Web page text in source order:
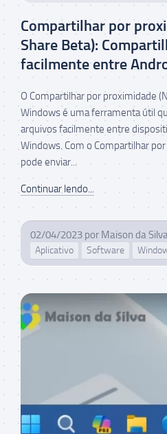
Compartilhar por
Share Beta):
facilmente entre
O Compartilhar por proximidade
Windows é uma ferramenta útil
arquivos facilmente entre
Windows. Com o Compartilhar
pode enviar...
Continuar lendo...
02/04/2023 por Maison da Silva
Aplicativo Software